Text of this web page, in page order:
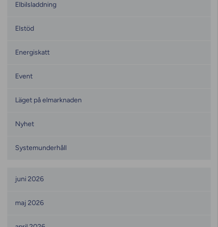
Elbilsladdning
Elstöd
Energiskatt
Event
Läget på elmarknaden
Nyhet
Systemunderhåll
juni 2026
maj 2026